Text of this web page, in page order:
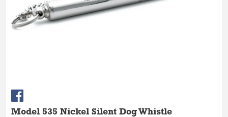
Model 535 Nickel Silent Dog Whistle